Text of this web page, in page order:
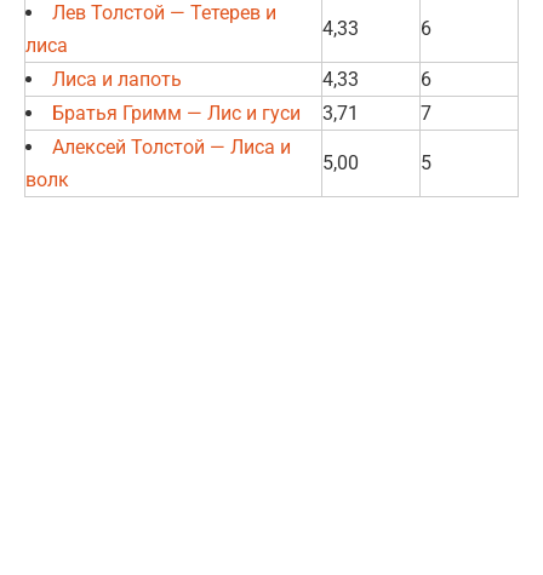
Лев Толстой — Тетерев и
лиса
4,33 6
Лиса и лапоть 4,33
6
Братья Гримм — Лис и гуси
3,71
7
Алексей Толстой — Лиса и
волк
5,00 5